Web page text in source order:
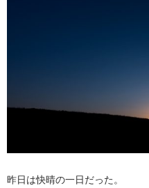
昨日は快晴の一日だった。